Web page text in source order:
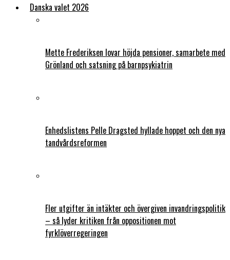
Danska valet 2026
Mette Frederiksen lovar höjda pensioner, samarbete med
Grönland och satsning på barnpsykiatrin
Enhedslistens Pelle Dragsted hyllade hoppet och den nya
tandvårdsreformen
Fler utgifter än intäkter och övergiven invandringspolitik
– så lyder kritiken från oppositionen mot
fyrklöverregeringen